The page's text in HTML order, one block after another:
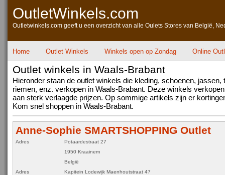
OutletWinkels.com
Outletwinkels.com geeft u een overzicht van alle Oulets Stores van België,
Home Outlet Winkels Winkels open op Zondag Online
Outlet winkels in Waals-Brabant
Hieronder staan de outlet winkels die kleding, schoenen, jassen,
riemen, enz. verkopen in Waals-Brabant. Deze winkels
aan sterk verlaagde prijzen. Op sommige artikels zijn er
Kom snel shoppen in Waals-Brabant.
Anne-Sophie SMARTSHOPPING Outlet
Adres
Potaardestraat 27
1950 Kraainem
België
Adres
Kapitein Lodewijk Maenhoutstraat 47